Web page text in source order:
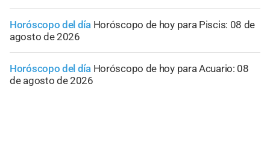
Horóscopo del día Horóscopo de hoy para Piscis: 08 de
agosto de 2026
Horóscopo del día Horóscopo de hoy para Acuario: 08
de agosto de 2026